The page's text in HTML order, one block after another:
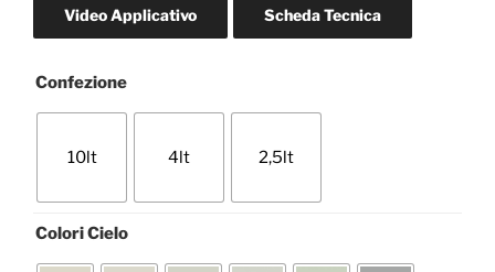
Video Applicativo Scheda Tecnica
Confezione
10lt 4lt 2,5lt
Colori Cielo